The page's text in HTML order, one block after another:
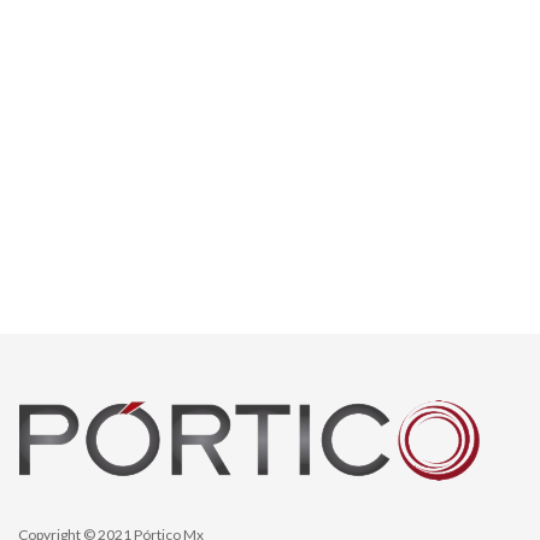
Copyright © 2021 Pórtico Mx